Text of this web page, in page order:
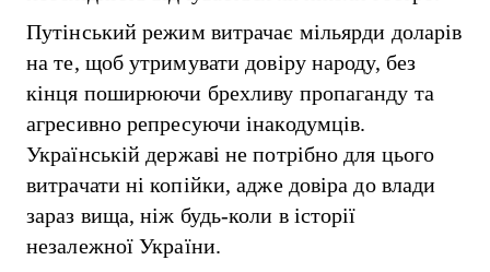
Путінський режим витрачає мільярди доларів
на те, щоб утримувати довіру народу, без
кінця поширюючи брехливу пропаганду та
агресивно репресуючи інакодумців.
Українській державі не потрібно для цього
витрачати ні копійки, адже довіра до влади
зараз вища, ніж будь-коли в історії
незалежної України.